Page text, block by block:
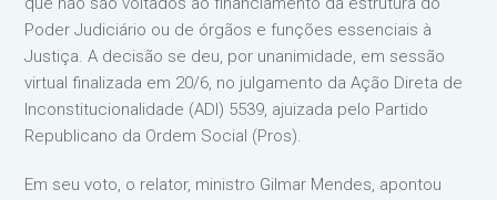
Poder Judiciário ou de órgãos e funções essenciais à
Justiça. A decisão se deu, por unanimidade, em sessão
virtual finalizada em 20/6, no julgamento da Ação Direta de
Inconstitucionalidade (ADI) 5539, ajuizada pelo Partido
Republicano da Ordem Social (Pros).
Em seu voto, o relator, ministro Gilmar Mendes, apontou